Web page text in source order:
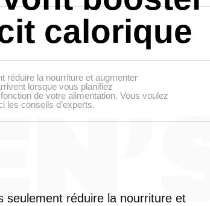
calorique
réduire la nourriture et augmenter
lorsque vous planifiez
de votre alimentation. Vous voulez
les conseils d’experts.
seulement réduire la nourriture et